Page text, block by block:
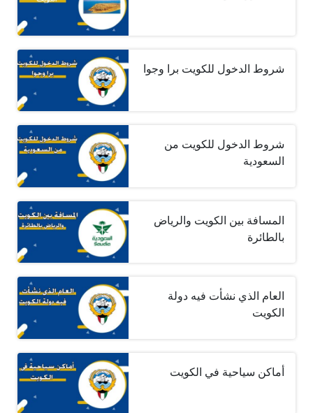
شروط الدخول للكويت برا وجوا
شروط الدخول للكويت من
السعودية
المسافة بين الكويت والرياض
بالطائرة
العام الذي نشأت فيه دولة
الكويت
أماكن سياحية في الكويت